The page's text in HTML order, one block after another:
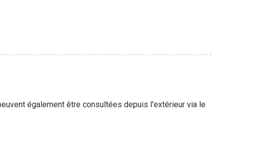
également être consultées depuis l'extérieur via le